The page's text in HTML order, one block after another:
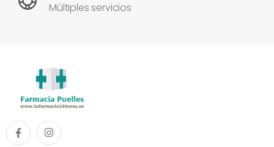
Múltiples servicios